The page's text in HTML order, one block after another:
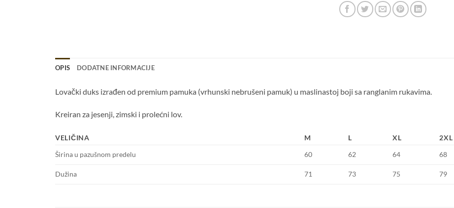
OPIS DODATNE INFORMACIJE
Lovački duks izrađen od premium pamuka (vrhunski nebrušeni pamuk) u maslinastoj boji sa ranglanim rukavima.
Kreiran za jesenji, zimski i prolećni lov.
VELIČINA M L XL 2XL
Širina u pazušnom predelu
60 62 64 68
Dužina 71 73 75 79